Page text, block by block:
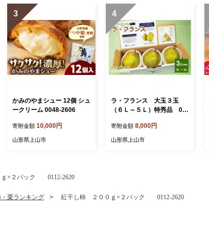
3
かみのやまシュー 12個 シュ
ークリーム 0048-2606
寄附金額 10,000円
山形県上山市
4
ラ・フランス 大玉３玉
（６Ｌ～５Ｌ）特秀品 00
寄附金額 8,000円
山形県上山市
×２パック 0112-2620
栗ランキング 紅干し柿 ２００ｇ×２パック 0112-2620